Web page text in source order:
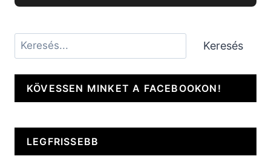
Keresés Keresés
KÖVESSEN MINKET A FACEBOOKON!
LEGFRISSEBB